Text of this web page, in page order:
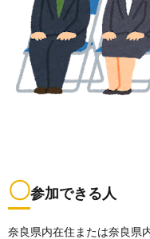
〇参加できる人
奈良県内在住または奈良県